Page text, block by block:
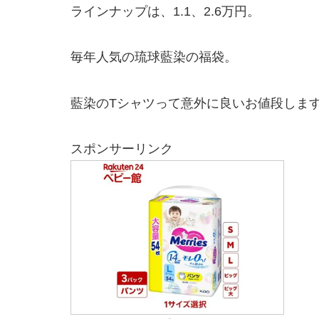
ラインナップは、1.1、2.6万円。
毎年人気の琉球藍染の福袋。
藍染のTシャツって意外に良いお値段しま
スポンサーリンク